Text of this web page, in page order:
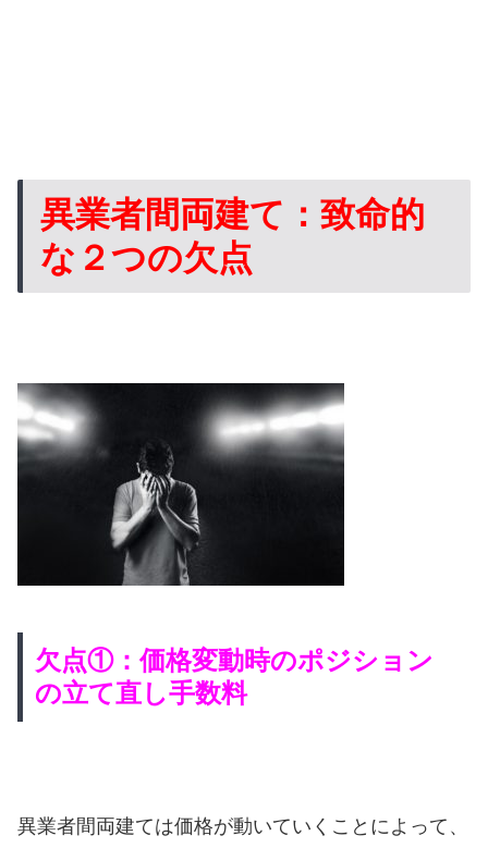
異業者間両建て：致命的
な２つの欠点
欠点①：価格変動時のポジション
の立て直し手数料
異業者間両建ては価格が動いていくことによって、